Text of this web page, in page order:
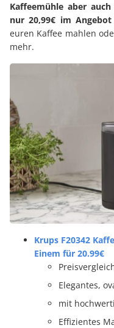
Kaffeemühle aber
nur 20,99€ im
euren Kaffee mahlen
mehr.
Krups F20342
Einem für 20.99€
Elegantes,
mit
Effizientes